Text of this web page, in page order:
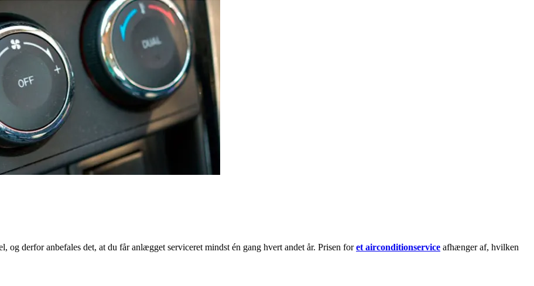
derfor anbefales det, at du får anlægget serviceret mindst én gang hvert andet år. Prisen foret airconditionservice afhænger af, hvilken